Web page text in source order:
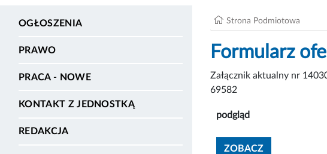
OGŁOSZENIA
PRAWO
PRACA - NOWE
KONTAKT Z JEDNOSTKĄ
REDAKCJA
Strona Podmiotowa
Formularz
Załącznik aktualny nr
69582
podgląd
ZOBACZZOBACZ